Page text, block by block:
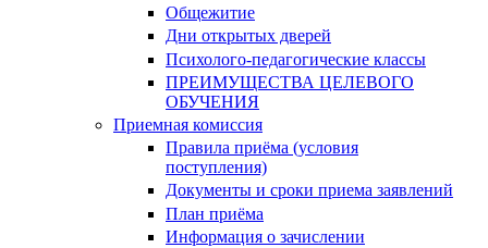
Общежитие
Дни открытых дверей
Психолого-педагогические классы
ПРЕИМУЩЕСТВА ЦЕЛЕВОГО
ОБУЧЕНИЯ
Приемная комиссия
Правила приёма (условия
поступления)
Документы и сроки приема заявлений
План приёма
Информация о зачислении